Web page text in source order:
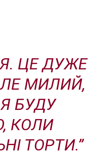
ЦЕ ДУЖЕ
МИЛИЙ,
БУДУ
КОЛИ
ТОРТИ.”